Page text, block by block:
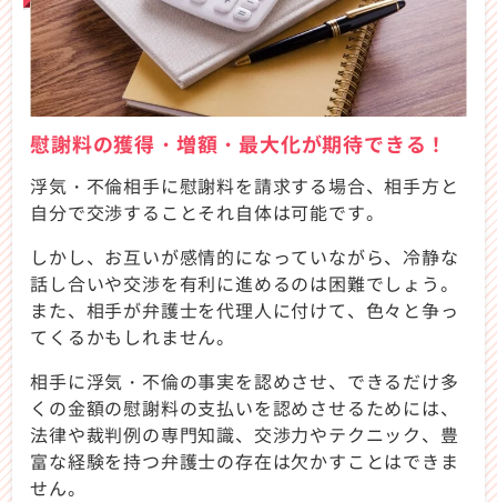
慰謝料の獲得・増額・最大化が期待できる！
浮気・不倫相手に慰謝料を請求する場合、相手方と
自分で交渉することそれ自体は可能です。
しかし、お互いが感情的になっていながら、冷静な
話し合いや交渉を有利に進めるのは困難でしょう。
また、相手が弁護士を代理人に付けて、色々と争っ
てくるかもしれません。
相手に浮気・不倫の事実を認めさせ、できるだけ多
くの金額の慰謝料の支払いを認めさせるためには、
法律や裁判例の専門知識、交渉力やテクニック、豊
富な経験を持つ弁護士の存在は欠かすことはできま
せん。